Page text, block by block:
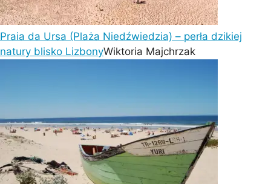
Praia da Ursa (Plaża Niedźwiedzia) – perła dzikiej
natury blisko LizbonyWiktoria Majchrzak